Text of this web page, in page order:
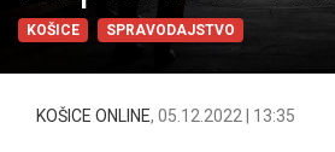
KOŠICE SPRAVODAJSTVO
KOŠICE ONLINE, 05.12.2022 | 13:35